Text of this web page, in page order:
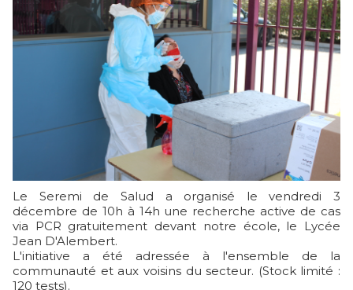
Le Seremi de Salud a organisé le vendredi 3
décembre de 10h à 14h une recherche active de cas
via PCR gratuitement devant notre école, le Lycée
Jean D'Alembert.
L'initiative a été adressée à l'ensemble de la
communauté et aux voisins du secteur. (Stock limité :
120 tests).